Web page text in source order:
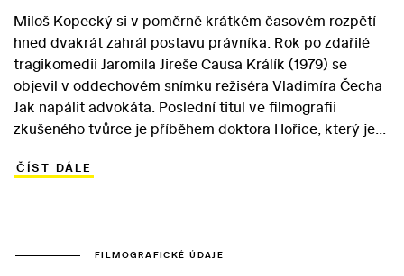
Miloš Kopecký si v poměrně krátkém časovém rozpětí
hned dvakrát zahrál postavu právníka. Rok po zdařilé
tragikomedii Jaromila Jireše Causa Králík (1979) se
objevil v oddechovém snímku režiséra Vladimíra Čecha
Jak napálit advokáta. Poslední titul ve filmografii
zkušeného tvůrce je příběhem doktora Hořice, který je
tak setkává s nejrůznějšími klienty. Svědomitý advokát
odstupného při autonehodě, odhalí nevinu muže, který
ČÍST DÁLE
FILMOGRAFICKÉ ÚDAJE